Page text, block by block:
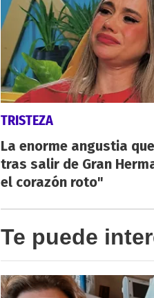
TRISTEZA
La enorme angustia
tras salir de Gran
el corazón roto"
Te puede